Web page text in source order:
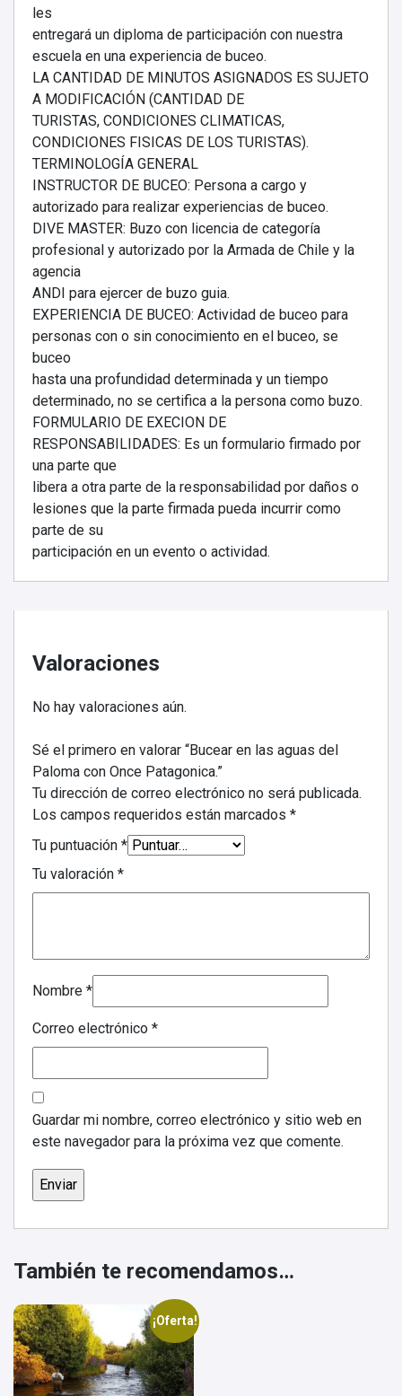
les
entregará un diploma de participación con nuestra
escuela en una experiencia de buceo.
LA CANTIDAD DE MINUTOS ASIGNADOS ES SUJETO
A MODIFICACIÓN (CANTIDAD DE
TURISTAS, CONDICIONES CLIMATICAS,
CONDICIONES FISICAS DE LOS TURISTAS).
TERMINOLOGÍA GENERAL
INSTRUCTOR DE BUCEO: Persona a cargo y
autorizado para realizar experiencias de buceo.
DIVE MASTER: Buzo con licencia de categoría
profesional y autorizado por la Armada de Chile y la
agencia
ANDI para ejercer de buzo guia.
EXPERIENCIA DE BUCEO: Actividad de buceo para
personas con o sin conocimiento en el buceo, se
buceo
hasta una profundidad determinada y un tiempo
determinado, no se certifica a la persona como buzo.
FORMULARIO DE EXECION DE
RESPONSABILIDADES: Es un formulario firmado por
una parte que
libera a otra parte de la responsabilidad por daños o
lesiones que la parte firmada pueda incurrir como
parte de su
participación en un evento o actividad.
Valoraciones
No hay valoraciones aún.
Sé el primero en valorar “Bucear en las aguas del
Paloma con Once Patagonica.”
Tu dirección de correo electrónico no será publicada.
Los campos requeridos están marcados *
Tu puntuación *
Tu valoración *
Nombre *
Correo electrónico *
Guardar mi nombre, correo electrónico y sitio web en
este navegador para la próxima vez que comente.
También te recomendamos…
¡Oferta!